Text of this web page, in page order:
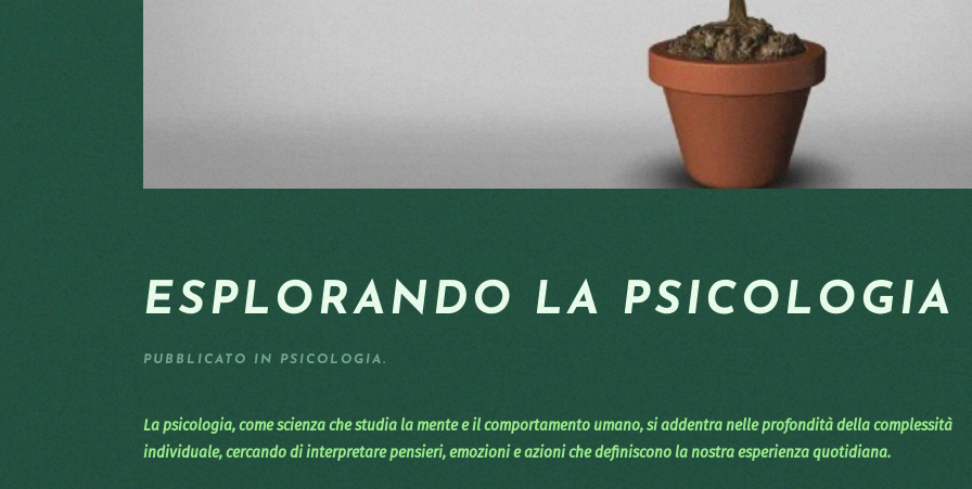
ESPLORANDO LA PSICOLOGIA
PUBBLICATO IN PSICOLOGIA.
La psicologia, come scienza che studia la mente e il comportamento umano, si addentra nelle profondità della complessità
individuale, cercando di interpretare pensieri, emozioni e azioni che definiscono la nostra esperienza quotidiana.